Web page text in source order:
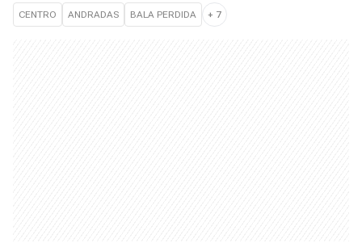
CENTRO ANDRADAS BALA PERDIDA + 7